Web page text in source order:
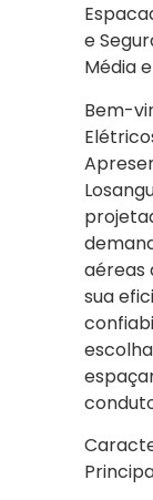
e
Média
Bem-
aéreas
sua